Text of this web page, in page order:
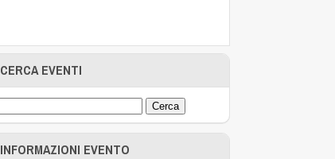
CERCA EVENTI
INFORMAZIONI EVENTO